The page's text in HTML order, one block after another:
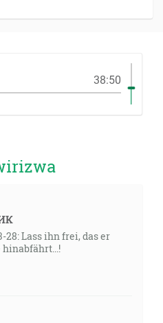
38:50
28: Lass ihn frei, das er